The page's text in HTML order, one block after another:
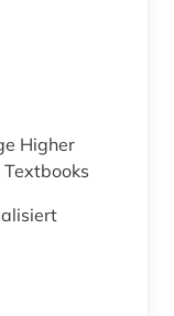
Higher